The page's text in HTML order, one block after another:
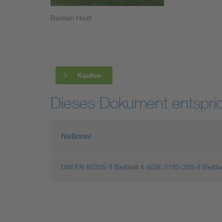
Industry
Mobility
Bastian Haaf
Kaufen
Dieses Dokument
National
DIN EN 62305-3 Beiblatt 4 (VDE 0185-305-3